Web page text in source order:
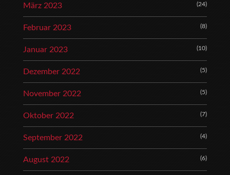
März 2023 (24)
Februar 2023 (8)
Januar 2023 (10)
Dezember 2022 (5)
November 2022 (5)
Oktober 2022 (7)
September 2022 (4)
August 2022 (6)